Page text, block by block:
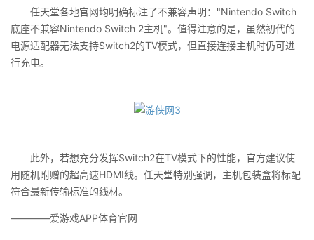
任天堂各地官网均明确标注了不兼容声明："Nintendo Switch
底座不兼容Nintendo Switch 2主机"。值得注意的是，虽然初代的
电源适配器无法支持Switch2的TV模式，但直接连接主机时仍可进
行充电。
此外，若想充分发挥Switch2在TV模式下的性能，官方建议使
用随机附赠的超高速HDMI线。任天堂特别强调，主机包装盒将标配
符合最新传输标准的线材。
————爱游戏APP体育官网